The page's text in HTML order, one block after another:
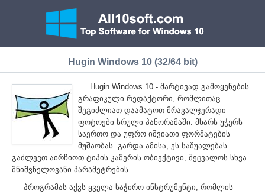
Hugin Windows 10 (32/64 bit)
Hugin Windows 10 - მარტივად გამოყენების
გრაფიკული რედაქტორი, რომლითაც
შეგიძლიათ დაამატოთ მრავალჯერადი
ფოტოები სრული პანორამაში. მხარს უჭერს
საერთო და უფრო იშვიათი ფორმატების
მუშაობას. გარდა ამისა, ეს საშუალებას
გაძლევთ აირჩიოთ ტიპის კამერის ობიექტივი, შეცვალოს სხვა
მნიშვნელოვანი პარამეტრების.
პროგრამას აქვს ყველა საჭირო ინსტრუმენტი, რომლის